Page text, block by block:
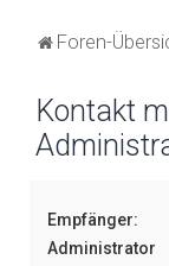
Foren-
Kontakt
Empfänger:
Administrator